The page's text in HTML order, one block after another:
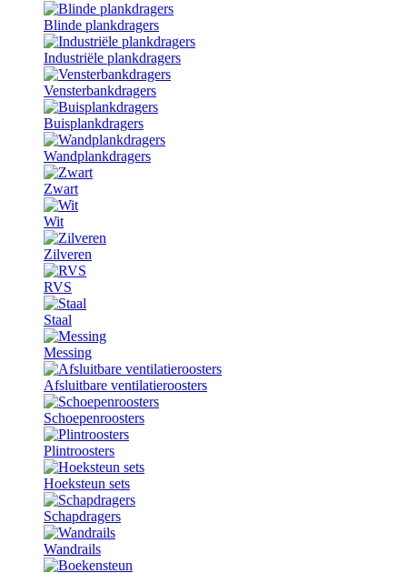
Blinde plankdragers
Industriële plankdragers
Vensterbankdragers
Buisplankdragers
Wandplankdragers
Zwart
Wit
Zilveren
RVS
Staal
Messing
Afsluitbare ventilatieroosters
Schoepenroosters
Plintroosters
Hoeksteun sets
Schapdragers
Wandrails